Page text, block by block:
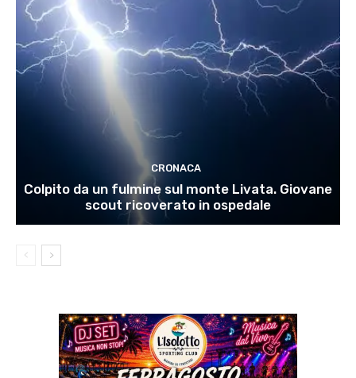
CRONACA
Colpito da un fulmine sul monte Livata. Giovane
scout ricoverato in ospedale